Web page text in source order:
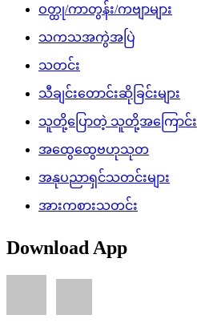
ဝတ္ထု/ကာတွန်း/ကဗျာများ
သကသအကွဲအပြဲ
သတင်း
သီချင်းတောင်းဆိုခြင်းများ
သူတို့ပြောတဲ့ သူတို့အကြောင်း
အထွေထွေဗဟုသုတ
အနုပညာရှင်သတင်းများ
အားကစားသတင်း
Download App